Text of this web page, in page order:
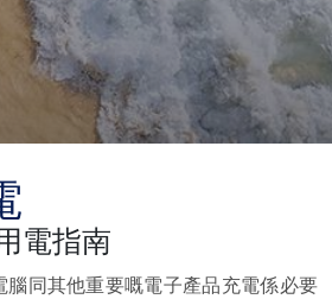
電指南
同其他重要嘅電子產品充電係必要